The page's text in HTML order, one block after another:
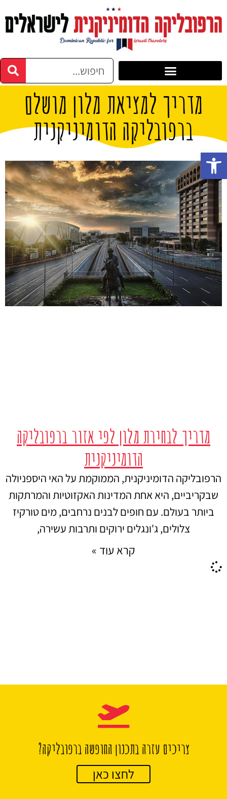
מדריך למציאת מלון מושלם
ברפובליקה הדומיניקנית
מדריך לבחירת מלון לפי אזור ברפובליקה
הדומיניקנית
הרפובליקה הדומיניקנית, הממוקמת על האי היספניולה
שבקריביים, היא אחת המדינות האקזוטיות והמרתקות
ביותר בעולם. עם חופים לבנים נרחבים, מים טורקיז
צלולים, ג'ונגלים ירוקים ותרבות עשירה,
קרא עוד »
צריכים עזרה בתכנון החופשה ברפובליקה?
לחצו כאן
פתח סרגל נגישות